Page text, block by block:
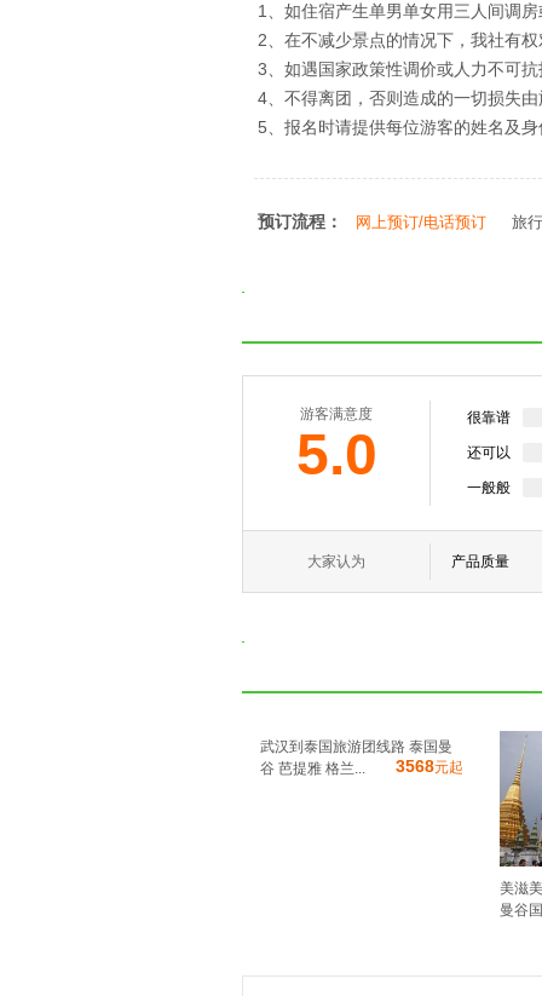
1、如住宿产生单男单女用三人间调
2、在不减少景点的情况下，我社有
3、如遇国家政策性调价或人力不可
4、不得离团，否则造成的一切损失
5、报名时请提供每位游客的姓名及
预订流程： 网上预订/电话预订 旅
游客满意度
5.0
很靠谱
还可以
一般般
大家认为 产品质量
武汉到泰国旅游团线路 泰国曼
谷 芭提雅 格兰...
3568元起
美滋
曼谷